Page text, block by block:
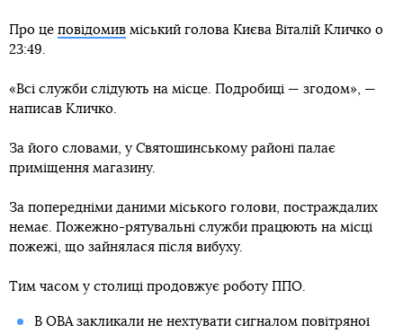
Про це повідомив міський голова Києва Віталій Кличко о
23:49.
«Всі служби слідують на місце. Подробиці — згодом», —
написав Кличко.
За його словами, у Святошинському районі палає
приміщення магазину.
За попередніми даними міського голови, постраждалих
немає. Пожежно-рятувальні служби працюють на місці
пожежі, що зайнялася після вибуху.
Тим часом у столиці продовжує роботу ППО.
В ОВА закликали не нехтувати сигналом повітряної